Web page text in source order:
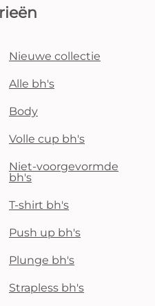
Nieuwe collectie
Alle bh's
Body
Volle cup bh's
Niet-voorgevormde
bh's
T-shirt bh's
Push up bh's
Plunge bh's
Strapless bh's